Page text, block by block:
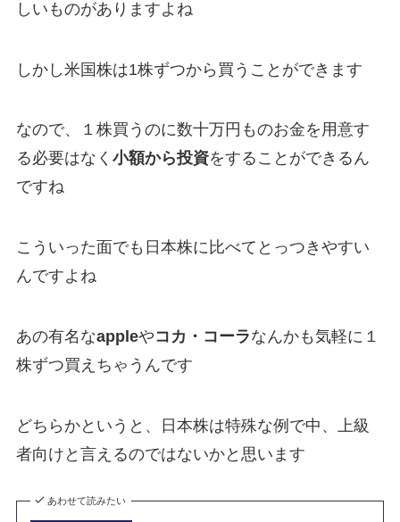
しいものがありますよね
しかし米国株は1株ずつから買うことができます
なので、１株買うのに数十万円ものお金を用意す
る必要はなく 小額から投資をすることができるん
ですね
こういった面でも日本株に比べてとっつきやすい
んですよね
あの有名なappleやコカ・コーラなんかも気軽に１
株ずつ買えちゃうんです
どちらかというと、日本株は特殊な例で中、上級
者向けと言えるのではないかと思います
あわせて読みたい